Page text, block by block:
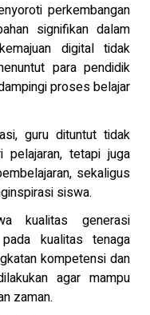
perkembangan
signifikan dalam
digital tidak
para pendidik
proses belajar
guru dituntut tidak
pelajaran, tetapi juga
sekaligus
siswa.
kualitas generasi
kualitas tenaga
kompetensi dan
agar mampu
zaman.